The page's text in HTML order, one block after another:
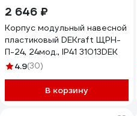
2 646 ₽
Корпус модульный навесной
пластиковый DEKraft ЩРН-
П-24, 24мод., IP41 31013DEK
4.9(30)
В корзину